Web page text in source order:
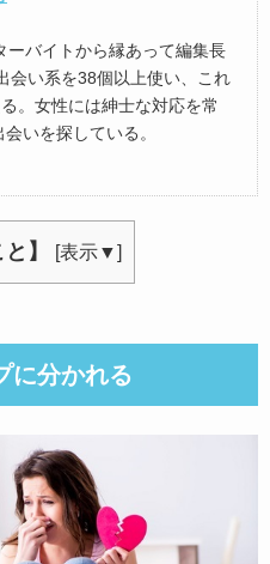
ーバイトから縁あって編集長
会い系を38個以上使い、これ
。女性には紳士な対応を常
いを探している。
】 [表示▼]
に分かれる